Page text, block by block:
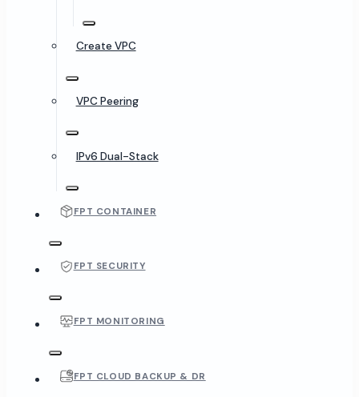
Create VPC
VPC Peering
IPv6 Dual-Stack
FPT CONTAINER
FPT SECURITY
FPT MONITORING
FPT CLOUD BACKUP & DR